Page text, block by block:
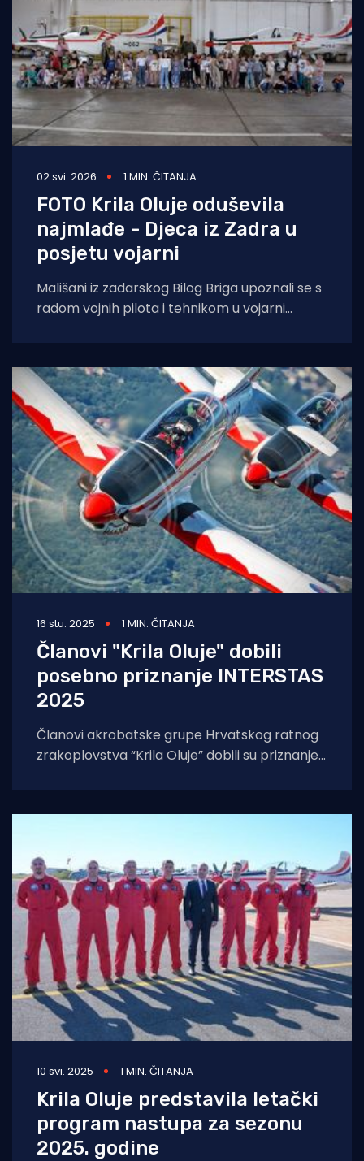
02 svi. 2026 1 MIN. ČITANJA
FOTO Krila Oluje oduševila
najmlađe - Djeca iz Zadra u
posjetu vojarni
Mališani iz zadarskog Bilog Briga upoznali se s
radom vojnih pilota i tehnikom u vojarni
16 stu. 2025 1 MIN. ČITANJA
Članovi "Krila Oluje" dobili
posebno priznanje INTERSTAS
2025
Članovi akrobatske grupe Hrvatskog ratnog
zrakoplovstva “Krila Oluje” dobili su priznanje
10 svi. 2025 1 MIN. ČITANJA
Krila Oluje predstavila letački
program nastupa za sezonu
2025. godine